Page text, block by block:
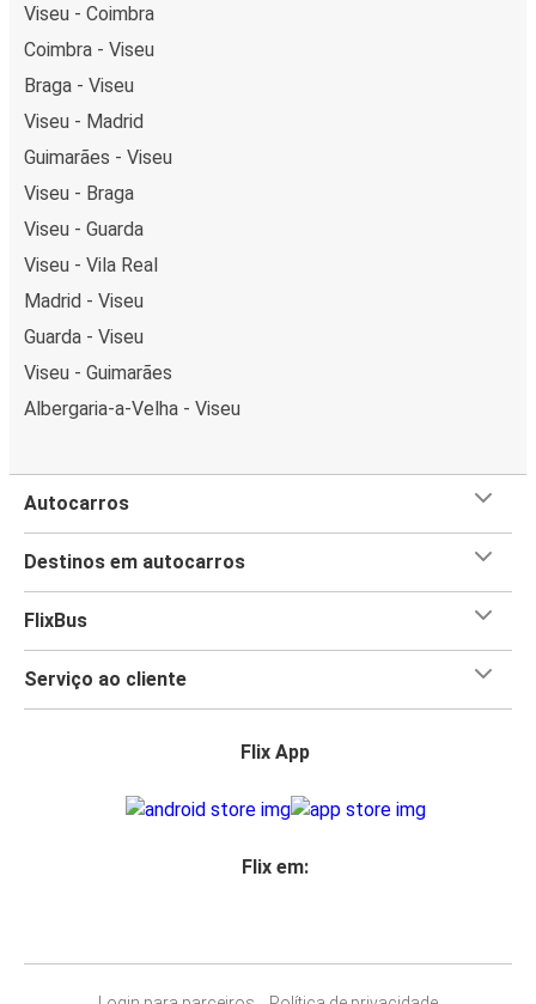
Viseu - Coimbra
Coimbra - Viseu
Braga - Viseu
Viseu - Madrid
Guimarães - Viseu
Viseu - Braga
Viseu - Guarda
Viseu - Vila Real
Madrid - Viseu
Guarda - Viseu
Viseu - Guimarães
Albergaria-a-Velha - Viseu
Autocarros
Destinos em autocarros
FlixBus
Serviço ao cliente
Flix App
Flix em: